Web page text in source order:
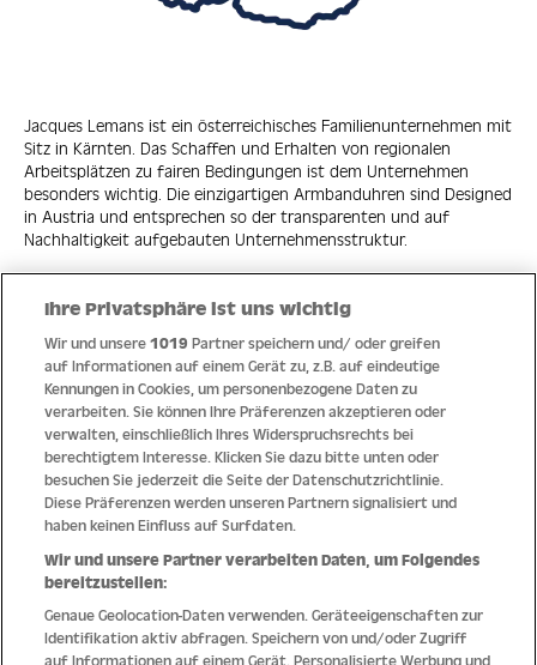
Jacques Lemans ist ein österreichisches Familienunternehmen mit
Sitz in Kärnten. Das Schaffen und Erhalten von regionalen
Arbeitsplätzen zu fairen Bedingungen ist dem Unternehmen
besonders wichtig. Die einzigartigen Armbanduhren sind Designed
in Austria und entsprechen so der transparenten und auf
Nachhaltigkeit aufgebauten Unternehmensstruktur.
Quick Links
Hilfe
Unternehmen
Socials
Zahlungsmethoden
Erfahren Sie Neuheiten als Erstes
Ihre Privatsphäre ist uns wichtig
Wir und unsere1019 Partner speichern und/ oder greifen
auf Informationen auf einem Gerät zu, z.B. auf eindeutige
Kennungen in Cookies, um personenbezogene Daten zu
verarbeiten. Sie können Ihre Präferenzen akzeptieren oder
verwalten, einschließlich Ihres Widerspruchsrechts bei
berechtigtem Interesse. Klicken Sie dazu bitte unten oder
besuchen Sie jederzeit die Seite der Datenschutzrichtlinie.
Diese Präferenzen werden unseren Partnern signalisiert und
haben keinen Einfluss auf Surfdaten.
Wir und unsere Partner verarbeiten Daten, um Folgendes
bereitzustellen:
Genaue Geolocation-Daten verwenden. Geräteeigenschaften zur
Identifikation aktiv abfragen. Speichern von und/oder Zugriff
auf Informationen auf einem Gerät. Personalisierte Werbung und